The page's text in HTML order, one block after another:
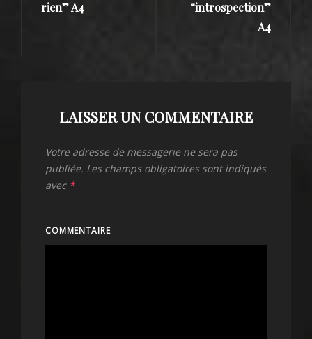
rien” A4
“introspection”
A4
LAISSER UN COMMENTAIRE
Votre adresse de messagerie ne sera pas
publiée. Les champs obligatoires sont indiqués
avec *
COMMENTAIRE